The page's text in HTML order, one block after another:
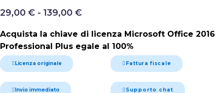
29,00 € - 139,00 €
Acquista la chiave di licenza Microsoft Office 2016
Professional Plus egale al 100%
Licenza originale Fattura fiscale
Invio immediato Supporto chat